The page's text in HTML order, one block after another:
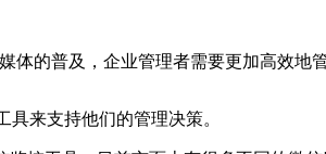
的普及，企业管理者需要更加高效地
来支持他们的管理决策。